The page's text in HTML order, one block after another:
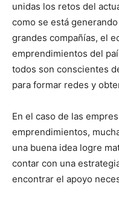
unidas los retos del
como se está
grandes compañías, el
emprendimientos del
todos son conscientes
para formar redes y
En el caso de las
emprendimientos,
una buena idea logre
contar con una
encontrar el apoyo